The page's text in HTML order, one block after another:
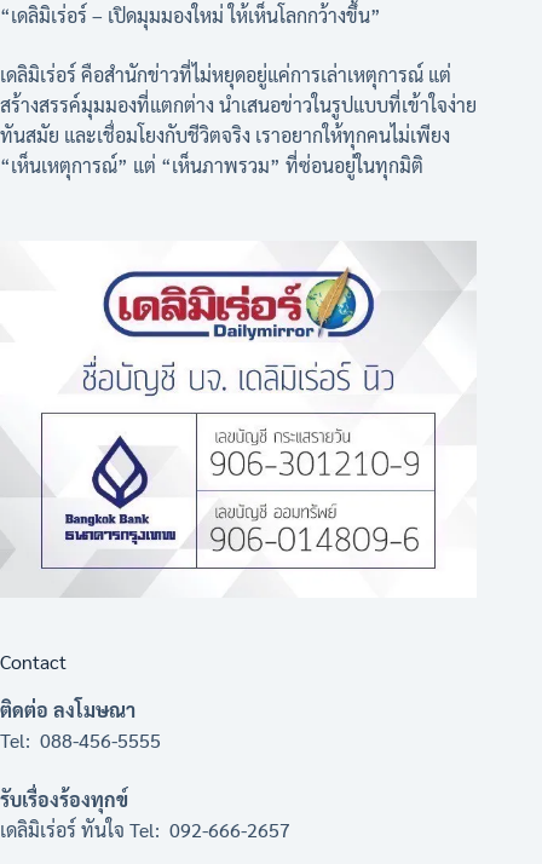
“เดลิมิเร่อร์ – เปิดมุมมองใหม่ ให้เห็นโลกกว้างขึ้น”
เดลิมิเร่อร์ คือสำนักข่าวที่ไม่หยุดอยู่แค่การเล่าเหตุการณ์ แต่
สร้างสรรค์มุมมองที่แตกต่าง นำเสนอข่าวในรูปแบบที่เข้าใจง่าย
ทันสมัย และเชื่อมโยงกับชีวิตจริง เราอยากให้ทุกคนไม่เพียง
“เห็นเหตุการณ์” แต่ “เห็นภาพรวม” ที่ซ่อนอยู่ในทุกมิติ
Contact
ติดต่อ ลงโมษณา
Tel: 088-456-5555
รับเรื่องร้องทุกข์
เดลิมิเร่อร์ ทันใจ Tel: 092-666-2657